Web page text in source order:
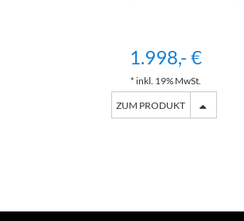
1.998,- €
* inkl. 19% MwSt.
ZUM PRODUKT